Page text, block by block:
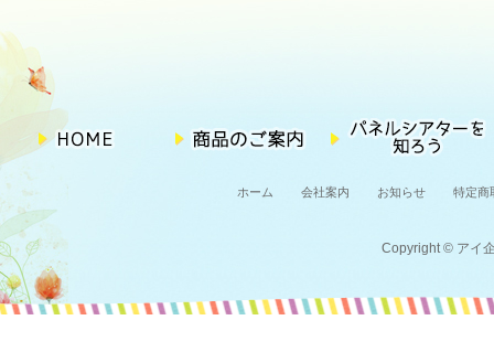
ホーム 会社案内 お知らせ 特定商
Copyright © アイ